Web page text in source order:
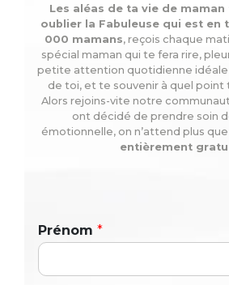
Les aléas de ta vie de
oublier la Fabuleuse qui est en
000 mamans, reçois chaque
spécial maman qui te fera rire,
petite attention quotidienne idéale
de toi, et te souvenir à quel point
Alors rejoins-vite notre
ont décidé de prendre soin
émotionnelle, on n’attend plus que
entièrement
Prénom *